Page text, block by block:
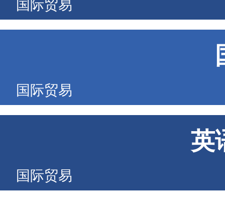
国际贸易
国际贸易
英
国际贸易